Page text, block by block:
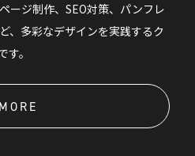
ージ制作、SEO対策、パンフレ
、多彩なデザインを実践するク
。
MORE